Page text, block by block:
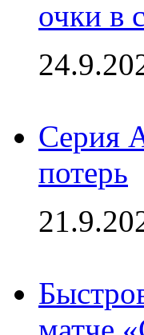
очки в
Серия
потерь